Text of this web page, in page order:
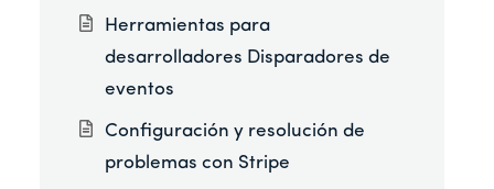
Herramientas para
desarrolladores Disparadores de
eventos
Configuración y resolución de
problemas con Stripe